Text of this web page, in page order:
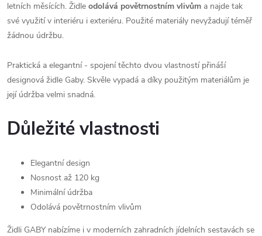
letních měsících. Židle odolává povětrnostním vlivům a najde tak
své využití v interiéru i exteriéru. Použité materiály nevyžadují téměř
žádnou údržbu.
Praktická a elegantní - spojení těchto dvou vlastností přináší
designová židle Gaby. Skvěle vypadá a díky použitým materiálům je
její údržba velmi snadná.
Důležité vlastnosti
Elegantní design
Nosnost až 120 kg
Minimální údržba
Odolává povětrnostním vlivům
Židli GABY nabízíme i v moderních zahradních jídelních sestavách se